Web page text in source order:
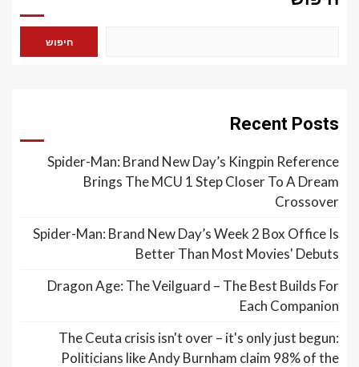
חיפוש
Recent Posts
Spider-Man: Brand New Day’s Kingpin Reference
Brings The MCU 1 Step Closer To A Dream
Crossover
Spider-Man: Brand New Day’s Week 2 Box Office Is
Better Than Most Movies' Debuts
Dragon Age: The Veilguard – The Best Builds For
Each Companion
The Ceuta crisis isn't over – it's only just begun:
Politicians like Andy Burnham claim 98% of the